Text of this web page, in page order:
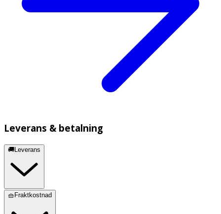
Leverans & betalning
🚚Leverans
🧺Fraktkostnad